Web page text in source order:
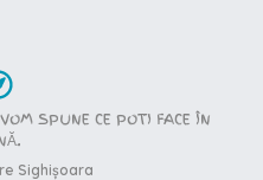
SPUNE CE POTI FACE ÎN
Sighișoara